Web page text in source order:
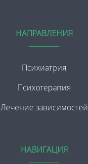
НАПРАВЛЕНИЯ
Психиатрия
Психотерапия
Лечение зависимостей
НАВИГАЦИЯ